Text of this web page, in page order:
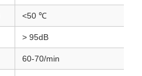
<50 ℃
> 95dB
60-70/min